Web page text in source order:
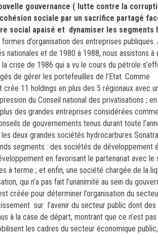
gouvernance ( lutte contre la
sociale par un sacrifice partagé
social apaisé et dynamiser les segments
d’organisation des entreprises publiques.
nationales et de 1980 à 1988, nous assistons à
crise de 1986 qui a vu le cours du pétrole
de gérer les portefeuilles de l’Etat. Comme
11 holdings en plus des 5 régionaux avec
du Conseil national des privatisations ;
des grandes entreprises considérées comme
de gouvernements tenus durant toute
deux grandes sociétés hydrocarbures
segments : des sociétés de développement
en favorisant le partenariat avec le
à terme ; et enfin, une société chargée de la
qui n’a pas fait l’unanimité au sein du
créée pour déterminer l’organisation du
sur l’avenir du secteur public dont des
à la case de départ, montrant que ce n’est pas
les cadres du secteur économique